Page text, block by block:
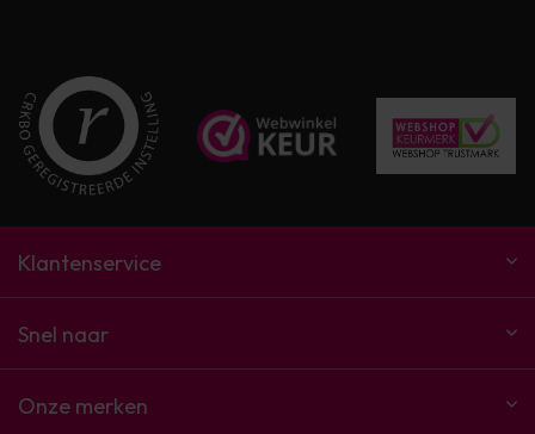
Klantenservice
Snel naar
Onze merken